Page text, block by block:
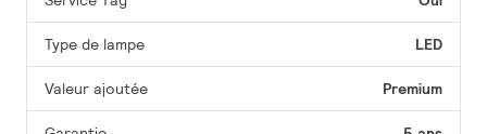
Type de lampe LED
Valeur ajoutée Premium